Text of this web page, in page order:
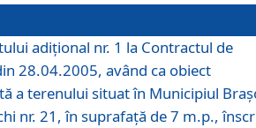
adiţional nr. 1 la Contractul de
28.04.2005, având ca obiect
a terenului situat în Municipiul
nr. 21, în suprafață de 7 m.p.,